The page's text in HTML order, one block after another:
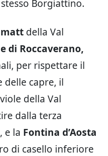
Borgiattino.
della Val
di Roccaverano,
per rispettare il
capre, il
della Val
dalla terza
e la Fontina d’Aosta
di casello inferiore